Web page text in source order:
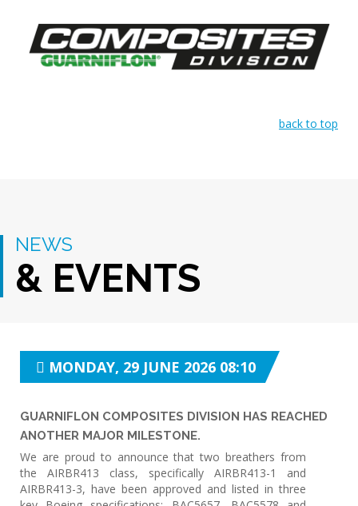
back to top
NEWS
& EVENTS
MONDAY, 29 JUNE 2026 08:10
GUARNIFLON COMPOSITES DIVISION HAS REACHED
ANOTHER MAJOR MILESTONE.
We are proud to announce that two breathers from
the AIRBR413 class, specifically AIRBR413-1 and
AIRBR413-3, have been approved and listed in three